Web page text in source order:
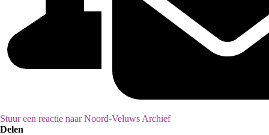
Stuur een reactie naar Noord-Veluws Archief
Delen